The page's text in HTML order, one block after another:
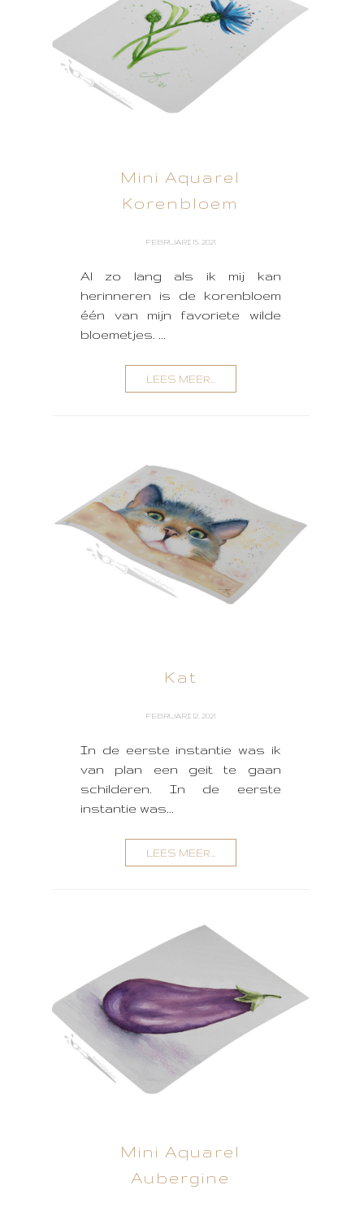
Mini Aquarel
Korenbloem
FEBRUARI 15, 2021
Al zo lang als ik mij kan
herinneren is de korenbloem
één van mijn favoriete wilde
bloemetjes. ...
LEES MEER...
Kat
FEBRUARI 12, 2021
In de eerste instantie was ik
van plan een geit te gaan
schilderen. In de eerste
instantie was...
LEES MEER...
Mini Aquarel
Aubergine